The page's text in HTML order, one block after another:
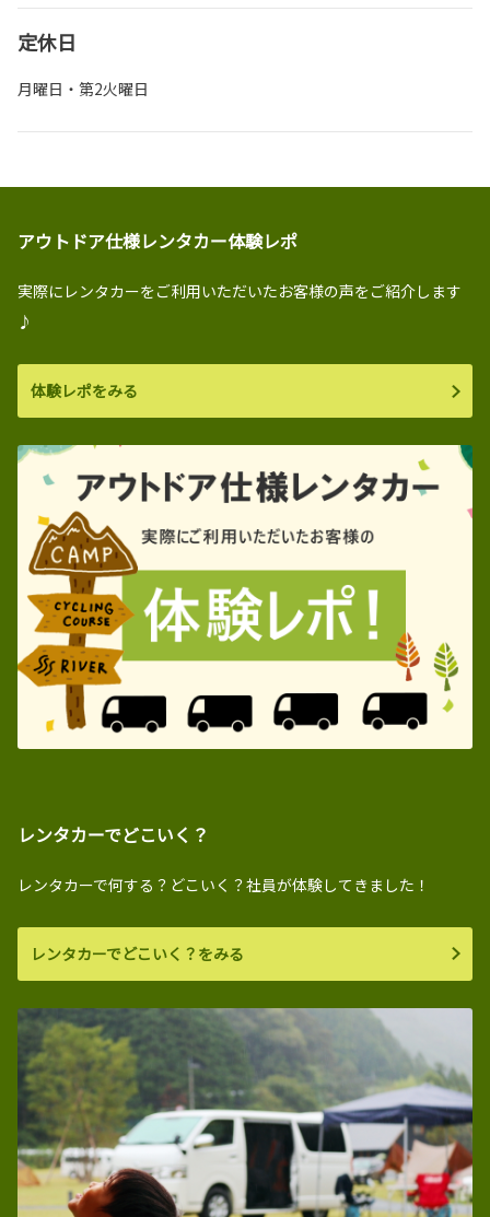
定休日
月曜日・第2火曜日
アウトドア仕様レンタカー体験レポ
実際にレンタカーをご利用いただいたお客様の声をご紹介します
♪
体験レポをみる
レンタカーでどこいく？
レンタカーで何する？どこいく？社員が体験してきました！
レンタカーでどこいく？をみる